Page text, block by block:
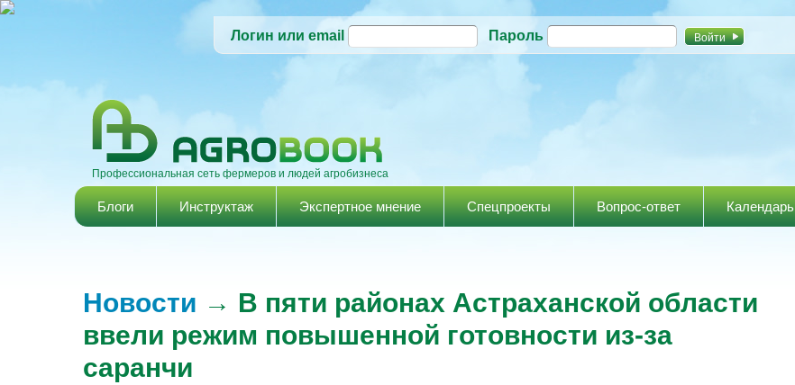
Перейти к
содержанию
Логин или email Пароль
Профессиональная сеть фермеров и людей агробизнеса
Главное меню
Блоги Инструктаж Экспертное мнение Спецпроекты Вопрос-ответ Календарь
Новости → В пяти районах Астраханской области
ввели режим повышенной готовности из-за
саранчи